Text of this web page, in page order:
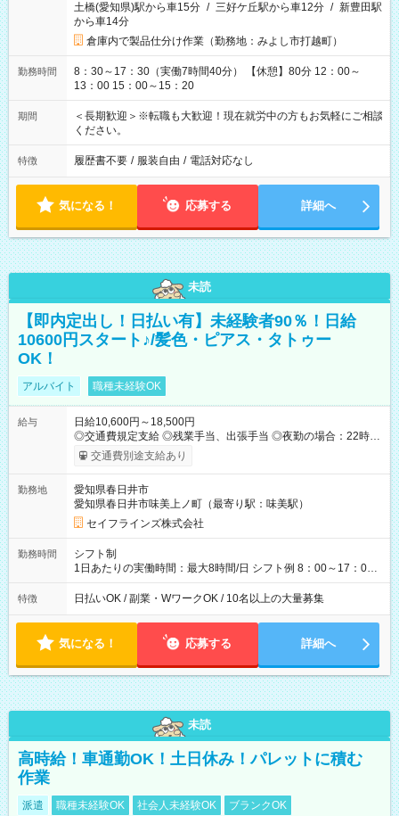
土橋(愛知県)駅から車15分 / 三好ケ丘駅から車12分 / 新豊田駅
から車14分
倉庫内で製品仕分け作業（勤務地：みよし市打越町）
勤務時間
8：30～17：30（実働7時間40分） 【休憩】80分 12：00～
13：00 15：00～15：20
期間
＜長期歓迎＞※転職も大歓迎！現在就労中の方もお気軽にご相談
ください。
特徴 履歴書不要 / 服装自由 / 電話対応なし
気になる！ 応募する 詳細へ
未読
【即内定出し！日払い有】未経験者90％！日給
10600円スタート♪/髪色・ピアス・タトゥー
OK！
アルバイト 職種未経験OK
給与
日給10,600円～18,500円
◎交通費規定支給 ◎残業手当、出張手当 ◎夜勤の場合：22時～
翌5時は割増給与 ◎日払い・週払い可(希望者／条件有) ＜月収例
＞ 日給10,600円×22日稼働＝23.5万円/月 ◎自分のぺースで勤務
可能です☺ ◎髪色、ピアス、タトゥーOK おしゃれも自由に楽し
めます！ ◎熱中症対策もバッチ！ ・アイス食べ放題 ・スポーツ
ドリンク配布 ・空調服貸与 ・熱中症対策キット完備 【試用期
間】試用期間あり 試用期間の長さ：3ヶ月 雇用形態、給与は本
採用時と同じです。
交通費別途支給あり
勤務地
愛知県春日井市
愛知県春日井市味美上ノ町（最寄り駅：味美駅）
セイフラインズ株式会社
勤務時間
シフト制
1日あたりの実働時間：最大8時間/日 シフト例 8：00～17：00
21：00～6：00 ※現場によっては多少時間は前後します ▶残業
ほとんどなし！ ▶時間より早く終わることの方が多いと思いま
も日給は同額支給！ ▶ご希望の方は夜勤（21:00～6:00）のお仕
事も可能。
特徴 日払いOK / 副業・WワークOK / 10名以上の大量募集
気になる！ 応募する 詳細へ
未読
高時給！車通勤OK！土日休み！パレットに積む
作業
派遣 職種未経験OK 社会人未経験OK
ブランクOK